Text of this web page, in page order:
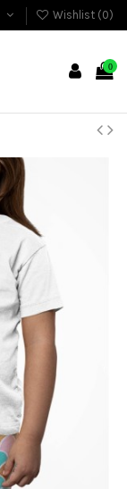
Wishlist (0)
0